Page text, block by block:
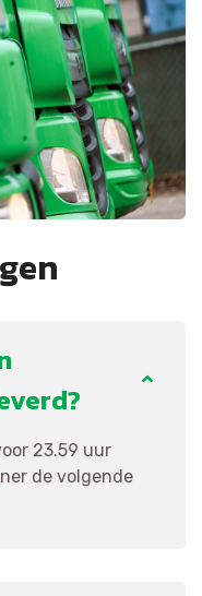
23.59 uur
de volgende